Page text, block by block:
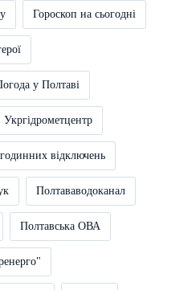
Гороскоп на сьогодні
у Полтаві
Укргідрометцентр
відключень
Полтававодоканал
Полтавська ОВА